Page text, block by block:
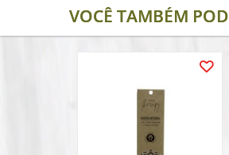
VOCÊ TAMBÉM